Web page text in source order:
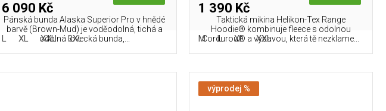
6 090 Kč
Pánská bunda Alaska Superior Pro v hnědé
barvě (Brown-Mud) je voděodolná, tichá a
odolná lovecká bunda,...
L XL XXL 3XL
1 390 Kč
Taktická mikina Helikon-Tex Range
Hoodie® kombinuje fleece s odolnou
Cordurou® a výbavou, která tě nezklame...
M L XL XXL
výprodej %